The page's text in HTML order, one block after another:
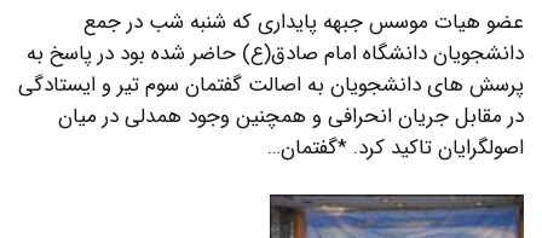
عضو هیات موسس جبهه پایداری که شنبه شب در جمع
دانشجویان دانشگاه امام صادق(ع) حاضر شده بود در پاسخ به
پرسش های دانشجویان به اصالت گفتمان سوم تیر و ایستادگی
در مقابل جریان انحرافی و همچنین وجود همدلی در میان
اصولگرایان تاکید کرد. *گفتمان…